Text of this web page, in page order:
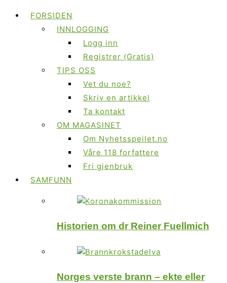
FORSIDEN
INNLOGGING
Logg inn
Registrer (Gratis)
TIPS OSS
Vet du noe?
Skriv en artikkel
Ta kontakt
OM MAGASINET
Om Nyhetsspeilet.no
Våre 118 forfattere
Fri gjenbruk
SAMFUNN
Historien om dr Reiner Fuellmich
Norges verste brann – ekte eller